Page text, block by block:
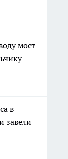
мост
в
завели